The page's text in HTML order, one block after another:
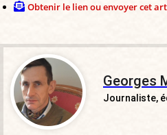
Obtenir le lien ou envoyer cet
Georges
Journaliste,